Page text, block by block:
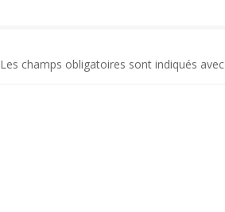
Les champs obligatoires sont indiqués avec